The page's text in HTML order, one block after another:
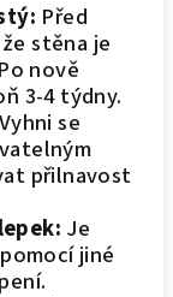
Před
stěna je
nově
3-4 týdny.
Vyhni se
přilnavost
Je
jiné